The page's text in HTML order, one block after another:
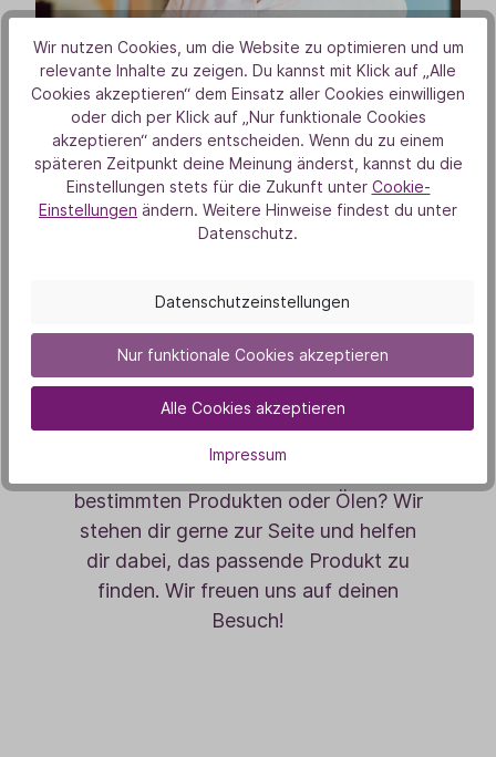
Besuche uns im
TAOASIS Store in Lage
Unser TAOASIS Team in Lage berät
Store vor Ort. Hast du Fragen zu
bestimmten Produkten oder Ölen? Wir
stehen dir gerne zur Seite und helfen
dir dabei, das passende Produkt zu
finden. Wir freuen uns auf deinen
Besuch!
Wir nutzen Cookies, um die Website zu optimieren und um
relevante Inhalte zu zeigen. Du kannst mit Klick auf „Alle
Cookies akzeptieren“ dem Einsatz aller Cookies einwilligen
oder dich per Klick auf „Nur funktionale Cookies
akzeptieren“ anders entscheiden. Wenn du zu einem
späteren Zeitpunkt deine Meinung änderst, kannst du die
Einstellungen stets für die Zukunft unter Cookie-
Einstellungen ändern. Weitere Hinweise findest du unter
Datenschutz.
Datenschutzeinstellungen
Nur funktionale Cookies akzeptieren
Alle Cookies akzeptieren
Impressum